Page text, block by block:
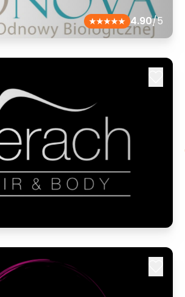
4.90/5